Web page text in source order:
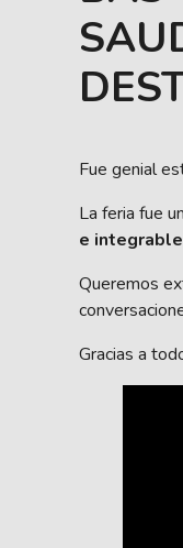
Fue genial
La feria fue
e
Queremos
Gracias a